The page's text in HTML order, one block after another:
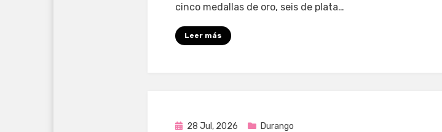
cinco medallas de oro, seis de plata…
Leer más
Publicada
28 Jul, 2026 Durango